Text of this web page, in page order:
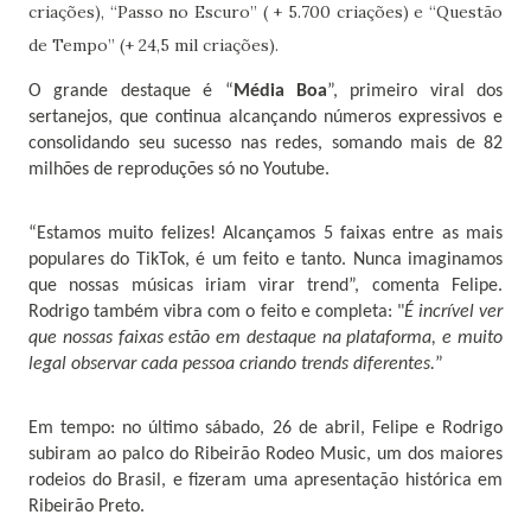
criações), “Passo no Escuro” ( + 5.700 criações) e “Questão
de Tempo” (+ 24,5 mil criações).
O grande destaque é “ Média Boa”, primeiro viral dos
sertanejos, que continua alcançando números expressivos e
consolidando seu sucesso nas redes, somando mais de 82
milhões de reproduções só no Youtube.
“Estamos muito felizes! Alcançamos 5 faixas entre as mais
populares do TikTok, é um feito e tanto. Nunca imaginamos
que nossas músicas iriam virar trend”, comenta Felipe.
Rodrigo também vibra com o feito e completa: "É incrível ver
que nossas faixas estão em destaque na plataforma, e muito
legal observar cada pessoa criando trends diferentes.”
Em tempo: no último sábado, 26 de abril, Felipe e Rodrigo
subiram ao palco do Ribeirão Rodeo Music, um dos maiores
rodeios do Brasil, e fizeram uma apresentação histórica em
Ribeirão Preto.